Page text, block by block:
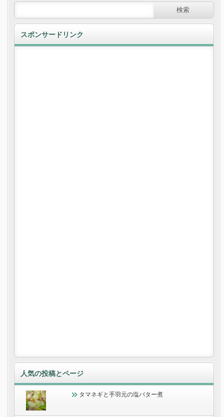
スポンサードリンク
人気の投稿とページ
タマネギと手羽元の塩バター煮